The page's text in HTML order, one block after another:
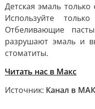
Детская эмаль
Используйте
Отбеливающие
разрушают эмаль и
стоматиты.
Читать нас в Макс
Источник: Канал в